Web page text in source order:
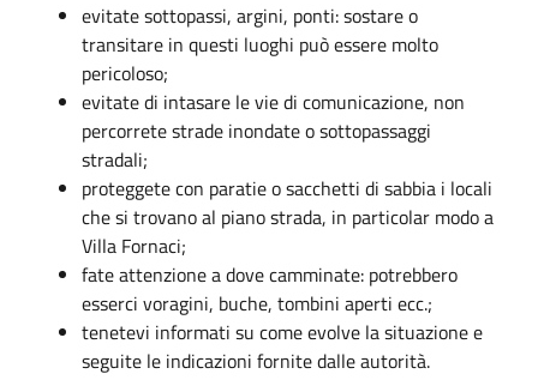
evitate sottopassi, argini, ponti: sostare o
transitare in questi luoghi può essere molto
pericoloso;
evitate di intasare le vie di comunicazione, non
percorrete strade inondate o sottopassaggi
stradali;
proteggete con paratie o sacchetti di sabbia i locali
che si trovano al piano strada, in particolar modo a
Villa Fornaci;
fate attenzione a dove camminate: potrebbero
esserci voragini, buche, tombini aperti ecc.;
tenetevi informati su come evolve la situazione e
seguite le indicazioni fornite dalle autorità.